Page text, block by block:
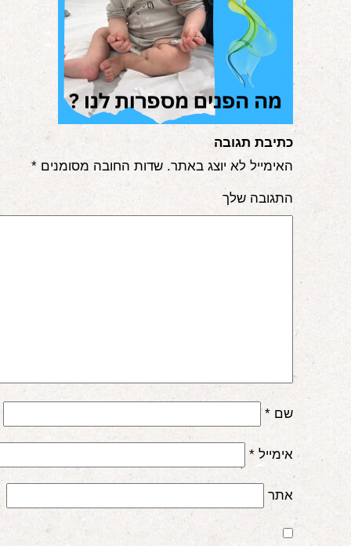
כתיבת תגובה
האימייל לא יוצג באתר.שדות החובה מסומנים*
התגובה שלך
אימייל*